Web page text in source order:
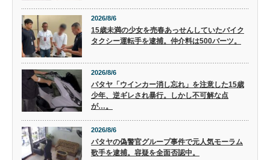
2026/8/6
15歳未満の少女を売春あっせんしていたバイク
タクシー運転手を逮捕。仲介料は500バーツ。
2026/8/6
パタヤ「ウインカー消し忘れ」を注意した15歳
少年、逆ギレされ暴行。しかし不可解な点
が…。
2026/8/6
パタヤの偽警官グループ事件で元人気モーラム
歌手を逮捕。容疑を全面否認中。